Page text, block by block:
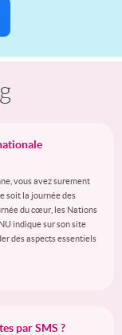
vous avez surement
soit la journée des
du cœur, les Nations
indique sur son site
des aspects essentiels
par SMS ?